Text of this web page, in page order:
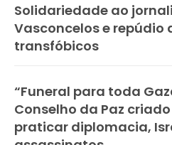
Solidariedade ao
Vasconcelos e repúdio
transfóbicos
“Funeral para toda
Conselho da Paz
praticar diplomacia,